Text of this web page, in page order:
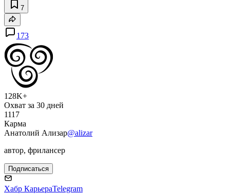
7
173
128K+
Охват за 30 дней
1117
Карма
Анатолий Ализар@alizar
автор, фрилансер
Подписаться
Хабр КарьераTelegram